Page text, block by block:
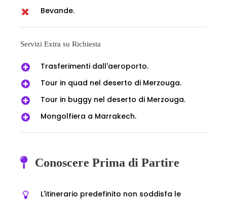
Bevande.
Servizi Extra su Richiesta
Trasferimenti dall'aeroporto.
Tour in quad nel deserto di Merzouga.
Tour in buggy nel deserto di Merzouga.
Mongolfiera a Marrakech.
Conoscere Prima di Partire
L'itinerario predefinito non soddisfa le